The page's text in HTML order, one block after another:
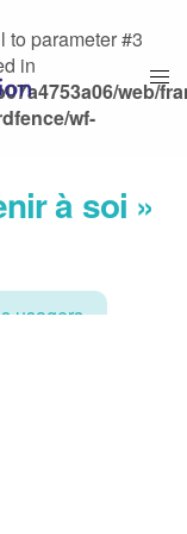
to parameter #3
in
web/
wf-
à soi »
usagers